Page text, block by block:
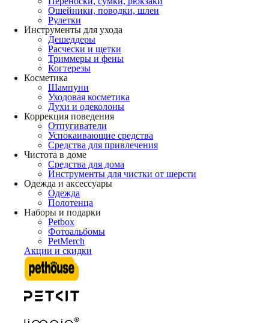
Ошейники, поводки, шлеи
Рулетки
Инструменты для ухода
Дешеддеры
Расчески и щетки
Триммеры и фены
Когтерезы
Косметика
Шампуни
Уходовая косметика
Духи и одеколоны
Коррекция поведения
Отпугиватели
Успокаивающие средства
Средства для привлечения
Чистота в доме
Средства для дома
Инструменты для чистки от шерсти
Одежда и аксессуары
Одежда
Полотенца
Наборы и подарки
Petbox
Фотоальбомы
PetMerch
Акции и скидки